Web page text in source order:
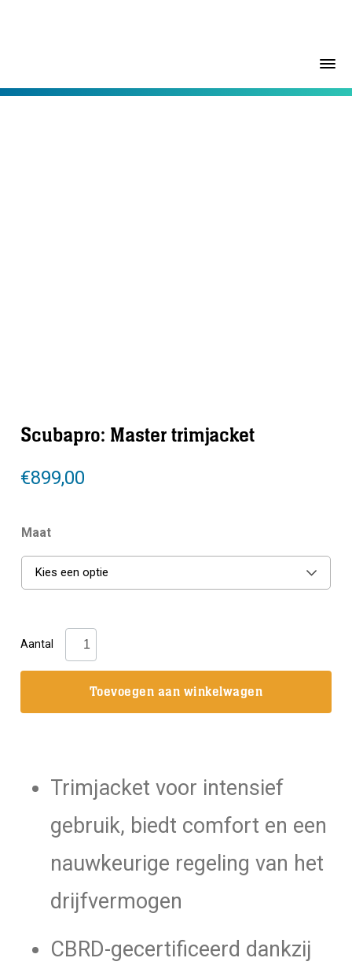
Scubapro: Master trimjacket
€899,00
Maat
Kies een optie
Aantal
Scubapro:
Master
Toevoegen aan winkelwagen
Trimjacket voor intensief
gebruik, biedt comfort en een
nauwkeurige regeling van het
drijfvermogen
CBRD-gecertificeerd dankzij